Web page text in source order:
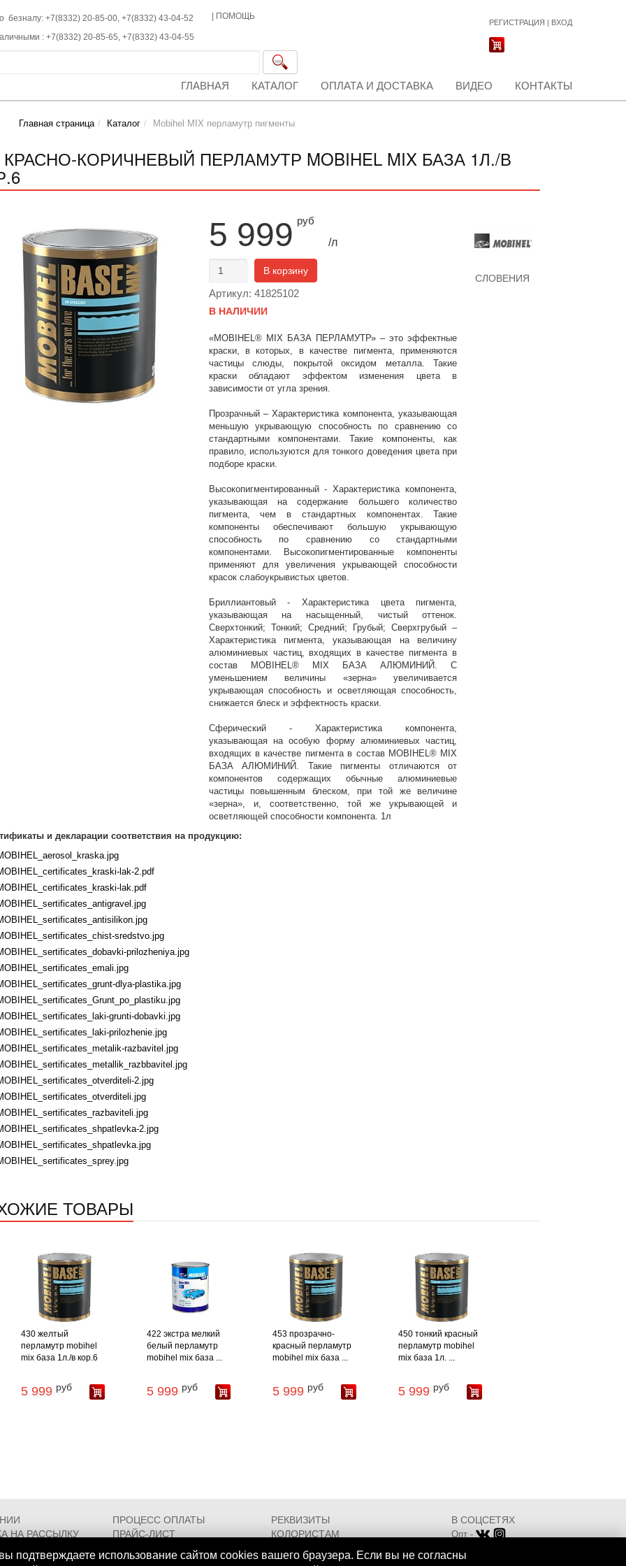
безналу: +7(8332) 20-85-00, +7(8332) 43-04-52
: +7(8332) 20-85-65, +7(8332) 43-04-55
ПОМОЩЬ
РЕГИСТРАЦИЯ | ВХОД
ГЛАВНАЯ КАТАЛОГ ОПЛАТА И ДОСТАВКА ВИДЕО КОНТАКТЫ
Главная страница Каталог Mobihel MIX перламутр пигменты
КРАСНО-КОРИЧНЕВЫЙ ПЕРЛАМУТР MOBIHEL MIX БАЗА 1Л./В
5 999 руб
/л
В корзину
Артикул: 41825102
В НАЛИЧИИ
«MOBIHEL® MIX БАЗА ПЕРЛАМУТР» – это эффектные
краски, в которых, в качестве пигмента, применяются
частицы слюды, покрытой оксидом металла. Такие
краски обладают эффектом изменения цвета в
зависимости от угла зрения.
Прозрачный – Характеристика компонента, указывающая
меньшую укрывающую способность по сравнению со
стандартными компонентами. Такие компоненты, как
правило, используются для тонкого доведения цвета при
подборе краски.
Высокопигментированный - Характеристика компонента,
указывающая на содержание большего количество
пигмента, чем в стандартных компонентах. Такие
компоненты обеспечивают большую укрывающую
способность по сравнению со стандартными
компонентами. Высокопигментированные компоненты
применяют для увеличения укрывающей способности
красок слабоукрывистых цветов.
Бриллиантовый - Характеристика цвета пигмента,
указывающая на насыщенный, чистый оттенок.
Сверхтонкий; Тонкий; Средний; Грубый; Сверхгрубый –
Характеристика пигмента, указывающая на величину
алюминиевых частиц, входящих в качестве пигмента в
состав MOBIHEL® MIX БАЗА АЛЮМИНИЙ. С
уменьшением величины «зерна» увеличивается
укрывающая способность и осветляющая способность,
снижается блеск и эффектность краски.
Сферический - Характеристика компонента,
указывающая на особую форму алюминиевых частиц,
входящих в качестве пигмента в состав MOBIHEL® MIX
БАЗА АЛЮМИНИЙ. Такие пигменты отличаются от
компонентов содержащих обычные алюминиевые
частицы повышенным блеском, при той же величине
«зерна», и, соответственно, той же укрывающей и
осветляющей способности компонента. 1л
СЛОВЕНИЯ
и декларации соответствия на продукцию:
lak-2.pdf
lak.pdf
sredstvo.jpg
prilozheniya.jpg
dlya-plastika.jpg
grunti-dobavki.jpg
prilozhenie.jpg
razbavitel.jpg
2.jpg
2.jpg
ТОВАРЫ
430 желтый
перламутр mobihel
mix база 1л./в кор.6
5 999 руб
422 экстра мелкий
белый перламутр
mobihel mix база ...
5 999 руб
453 прозрачно-
красный перламутр
mobihel mix база ...
5 999 руб
450 тонкий красный
перламутр mobihel
mix база 1л. ...
5 999 руб
подтверждаете использование сайтом cookies вашего браузера. Если вы не согласны
ПРОЦЕСС ОПЛАТЫ
РЕКВИЗИТЫ
НА РАССЫЛКУ
ПРАЙС-ЛИСТ
КОЛОРИСТАМ
В СОЦСЕТЯХ
Опт -